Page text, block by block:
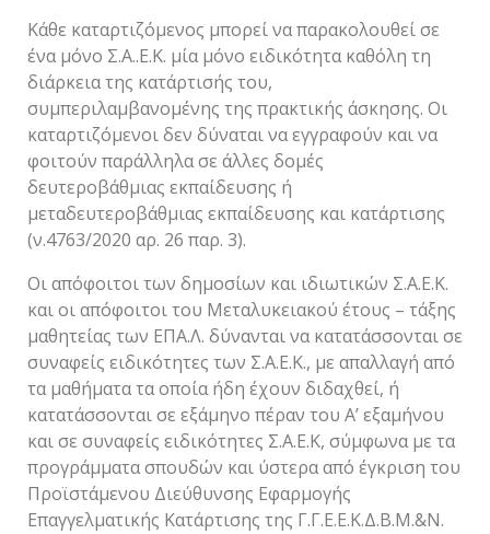
Κάθε καταρτιζόμενος μπορεί να παρακολουθεί σε
ένα μόνο Σ.Α..Ε.Κ. μία μόνο ειδικότητα καθόλη τη
διάρκεια της κατάρτισής του,
συμπεριλαμβανομένης της πρακτικής άσκησης. Οι
καταρτιζόμενοι δεν δύναται να εγγραφούν και να
φοιτούν παράλληλα σε άλλες δομές
δευτεροβάθμιας εκπαίδευσης ή
μεταδευτεροβάθμιας εκπαίδευσης και κατάρτισης
(ν.4763/2020 αρ. 26 παρ. 3).
Οι απόφοιτοι των δημοσίων και ιδιωτικών Σ.Α.Ε.Κ.
και οι απόφοιτοι του Μεταλυκειακού έτους – τάξης
μαθητείας των ΕΠΑ.Λ. δύνανται να κατατάσσονται σε
συναφείς ειδικότητες των Σ.Α.Ε.Κ., με απαλλαγή από
τα μαθήματα τα οποία ήδη έχουν διδαχθεί, ή
κατατάσσονται σε εξάμηνο πέραν του Α’ εξαμήνου
και σε συναφείς ειδικότητες Σ.Α.Ε.Κ, σύμφωνα με τα
προγράμματα σπουδών και ύστερα από έγκριση του
Προϊστάμενου Διεύθυνσης Εφαρμογής
Επαγγελματικής Κατάρτισης της Γ.Γ.Ε.Ε.Κ.Δ.Β.Μ.&Ν.